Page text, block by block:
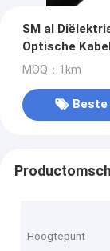
SM al
Optische Kabel
MOQ：1km
Hoogtepunt